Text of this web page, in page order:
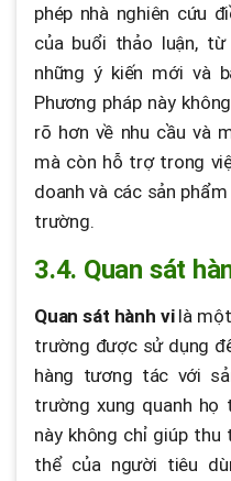
phép nhà nghiên cứu
của buổi thảo luận,
những ý kiến mới và
Phương pháp này
rõ hơn về nhu cầu và
mà còn hỗ trợ trong
doanh và các sản
trường.
3.4. Quan sát
Quan sát hành vilà một
trường được sử dụng
hàng tương tác với
trường xung quanh họ
này không chỉ giúp
thể của người tiêu